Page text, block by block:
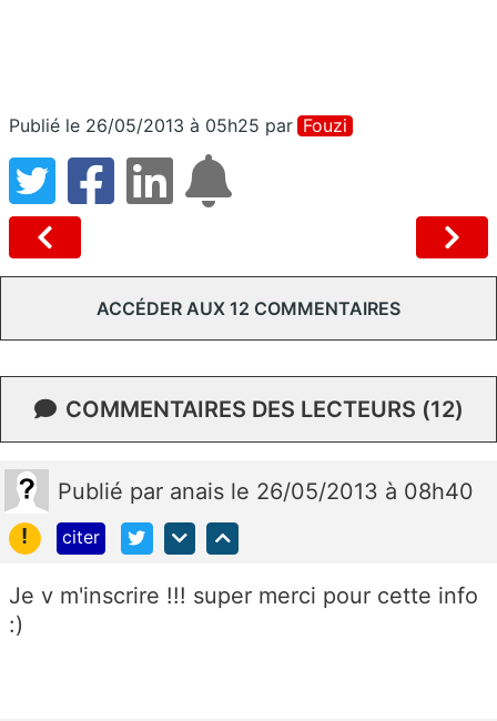
Publié le 26/05/2013 à 05h25 par Fouzi
ACCÉDER AUX 12 COMMENTAIRES
COMMENTAIRES DES LECTEURS (12)
Publié par anais le 26/05/2013 à 08h40
!
citer
Je v m'inscrire !!! super merci pour cette info
:)